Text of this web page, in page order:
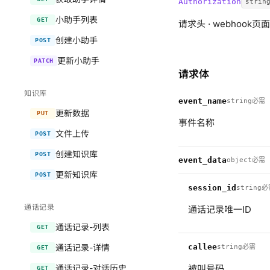
GET 小助手列表
POST 创建小助手
PATCH 更新小助手
知识库
PUT 更新数据
POST 文件上传
POST 创建知识库
POST 更新知识库
通话记录
GET 通话记录-列表
GET 通话记录-详情
GET 通话记录-对话历史
请求头 · webhook页
请求体
event_namestring必需
事件名称
event_dataobject必需
session_id string必
通话记录唯一ID
calleestring必需